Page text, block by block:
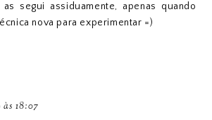
segui assiduamente, apenas quando
nova para experimentar =)
às 18:07